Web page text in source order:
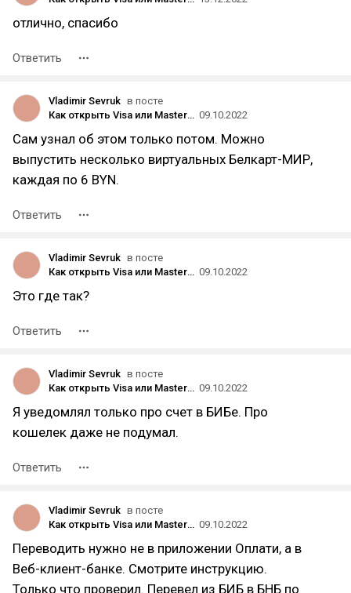
отлично, спасибо
Ответить
Vladimir Sevruk в посте
Как открыть Visa или MasterCard в Белорусском банке за два дня и пополнять рублями из России по очень выгодному курсу 09.10.2022
Сам узнал об этом только потом. Можно
выпустить несколько виртуальных Белкарт-МИР,
каждая по 6 BYN.
Ответить
Vladimir Sevruk в посте
Как открыть Visa или MasterCard в Белорусском банке за два дня и пополнять рублями из России по очень выгодному курсу 09.10.2022
Это где так?
Ответить
Vladimir Sevruk в посте
Как открыть Visa или MasterCard в Белорусском банке за два дня и пополнять рублями из России по очень выгодному курсу 09.10.2022
Я уведомлял только про счет в БИБе. Про
кошелек даже не подумал.
Ответить
Vladimir Sevruk в посте
Как открыть Visa или MasterCard в Белорусском банке за два дня и пополнять рублями из России по очень выгодному курсу 09.10.2022
Переводить нужно не в приложении Оплати, а в
Веб-клиент-банке. Смотрите инструкцию.
Только что проверил. Перевел из БИБ в БНБ по